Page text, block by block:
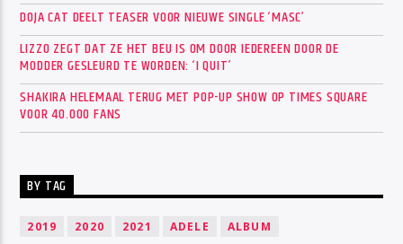
DOJA CAT DEELT TEASER VOOR NIEUWE SINGLE ‘MASC’
LIZZO ZEGT DAT ZE HET BEU IS OM DOOR IEDEREEN DOOR DE
MODDER GESLEURD TE WORDEN: ‘I QUIT’
SHAKIRA HELEMAAL TERUG MET POP-UP SHOW OP TIMES SQUARE
VOOR 40.000 FANS
BY TAG
2019 2020 2021 ADELE
ALBUM